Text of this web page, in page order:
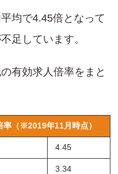
均で4.45倍となって
足しています。
有効求人倍率をまと
率（※2019年11月時点）
4.45
3.34